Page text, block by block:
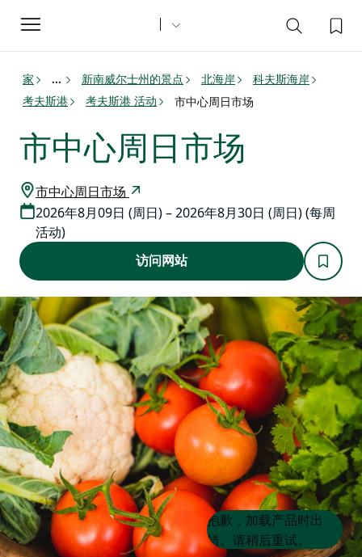
Toggle
navigation
家 ... 新南威尔士州的景点 北海岸
科夫斯海岸
考夫斯港
考夫斯港 活动 市中心周日市场
市中心周日市场
市中心周日市场
2026年8月09日 (周日) – 2026年8月30日 (周日) (每周
活动)
访问网站
Product
List
Product
List
抱歉，加载产品时出
错。请稍后重试。